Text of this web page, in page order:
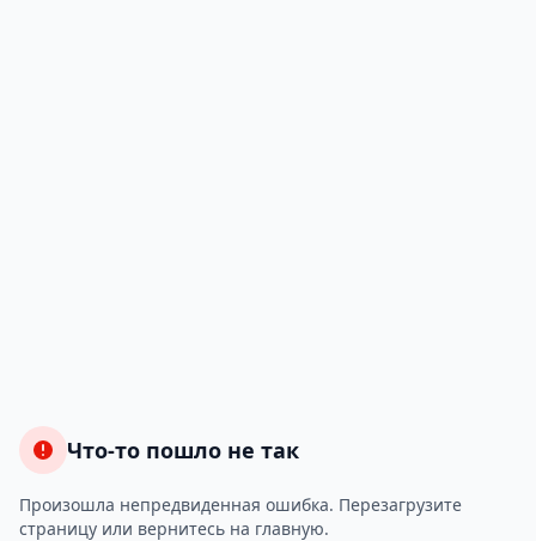
Что-то пошло не так
Произошла непредвиденная ошибка. Перезагрузите
страницу или вернитесь на главную.